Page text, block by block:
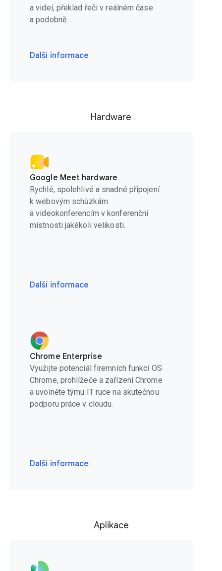
a videí, překlad řeči v reálném čase
a podobně.
Další informace
Hardware
Google Meet hardware
Rychlé, spolehlivé a snadné připojení
k webovým schůzkám
a videokonferencím v konferenční
místnosti jakékoli velikosti.
Další informace
Chrome Enterprise
Využijte potenciál firemních funkcí OS
Chrome, prohlížeče a zařízení Chrome
a uvolněte týmu IT ruce na skutečnou
podporu práce v cloudu.
Další informace
Aplikace